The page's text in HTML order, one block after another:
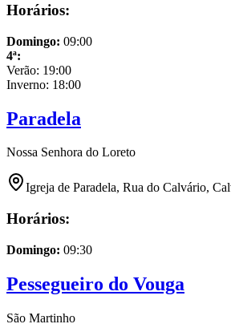
Horários:
Domingo: 09:00
4ª:
Verão: 19:00
Inverno: 18:00
Paradela
Nossa Senhora do Loreto
Igreja de Paradela, Rua do Calvário,
Horários:
Domingo: 09:30
Pessegueiro do Vouga
São Martinho